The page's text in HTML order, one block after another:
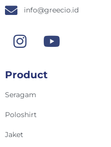
info@greecio.id
Product
Seragam
Poloshirt
Jaket